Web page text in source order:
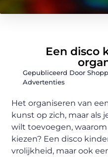
Een disco
Gepubliceerd Door
Advertenties
Het organiseren van
kunst op zich, maar als
wilt toevoegen,
kiezen? Een disco
vrolijkheid, maar ook